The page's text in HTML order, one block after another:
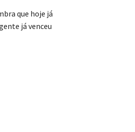
que hoje já
já venceu